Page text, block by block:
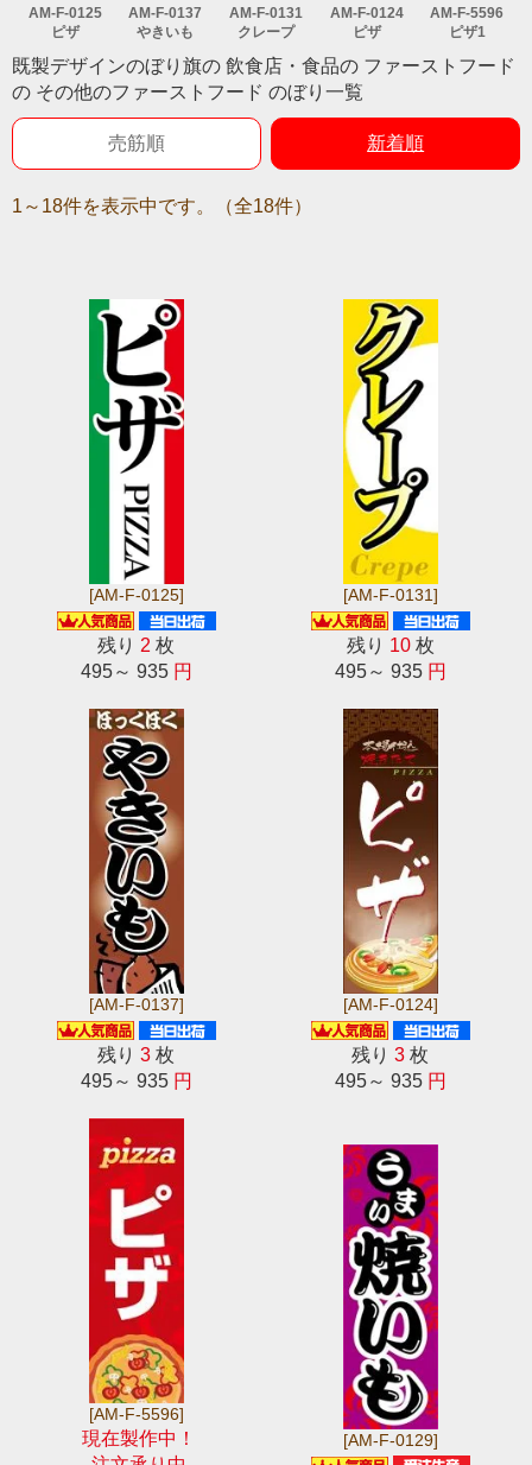
AM-F-0125
ピザ
AM-F-0137
やきいも
AM-F-0131
クレープ
AM-F-0124
ピザ
AM-F-5596
ピザ1
既製デザインのぼり旗の 飲食店・食品の ファーストフード
の その他のファーストフード のぼり一覧
売筋順 新着順
1～18件を表示中です。（全18件）
[AM-F-0125]
残り 2 枚
495～ 935 円
[AM-F-0131]
残り 10枚
495～ 935 円
[AM-F-0137]
残り3 枚
495～ 935 円
[AM-F-0124]
残り3 枚
495～ 935 円
[AM-F-5596]
現在製作中！
[AM-F-0129]